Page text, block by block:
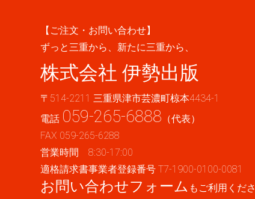
【ご注文・お問い合わせ】
ずっと三重から、新たに三重から、
株式会社 伊勢出版
〒514-2211 三重県津市芸濃町椋本4434-1
電話 059-265-6888 （代表）
FAX 059-265-6288
営業時間 8:30-17:00
適格請求書事業者登録番号 T7-1900-0100-0081
お問い合わせフォーム もご利用くださ